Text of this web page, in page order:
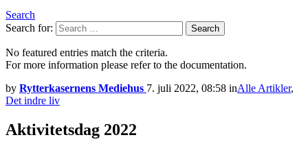
Search
Search for:
Search
No featured entries match the criteria.
For more information please refer to the documentation.
by Rytterkasernens Mediehus 7. juli 2022, 08:58 inAlle Artikler,
Det indre liv
Aktivitetsdag 2022